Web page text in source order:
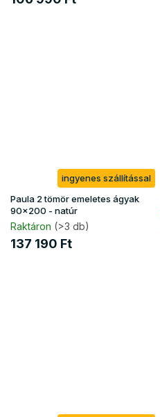
ingyenes szállítással
Paula 2 tömör emeletes ágyak
90x200 - natúr
Raktáron (>3 db)
137 190 Ft